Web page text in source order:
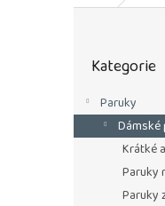
P
a
n
kategorie
Kategorie
Paruky
Dámské
Krátké
Paruky
Paruky